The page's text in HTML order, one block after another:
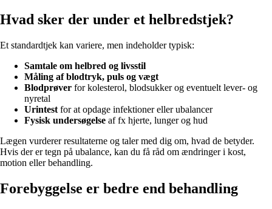
Hvad sker der under et helbredstjek?
Et standardtjek kan variere, men indeholder typisk:
Samtale om helbred og livsstil
Måling af blodtryk, puls og vægt
Blodprøver for kolesterol, blodsukker og eventuelt lever- og
nyretal
Urintest for at opdage infektioner eller ubalancer
Fysisk undersøgelse af fx hjerte, lunger og hud
Lægen vurderer resultaterne og taler med dig om, hvad de betyder.
Hvis der er tegn på ubalance, kan du få råd om ændringer i kost,
motion eller behandling.
Forebyggelse er bedre end behandling